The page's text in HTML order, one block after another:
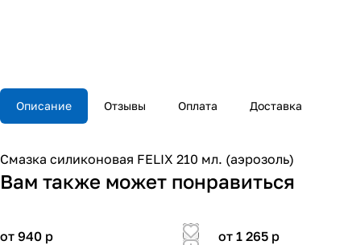
Описание Отзывы Оплата Доставка
Смазка силиконовая FELIX 210 мл. (аэрозоль)
Вам также может понравиться
от 940 p от 1 265 p